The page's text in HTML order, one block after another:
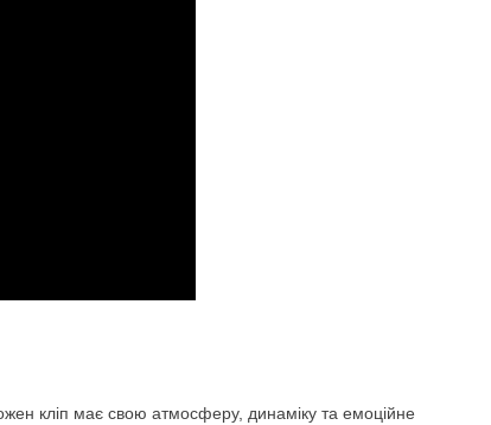
кліп має свою атмосферу, динаміку та емоційне